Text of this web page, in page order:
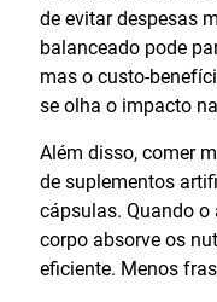
de evitar despesas
balanceado pode
mas o custo-
se olha o impacto
Além disso, comer
de suplementos
cápsulas. Quando
corpo absorve os
eficiente. Menos